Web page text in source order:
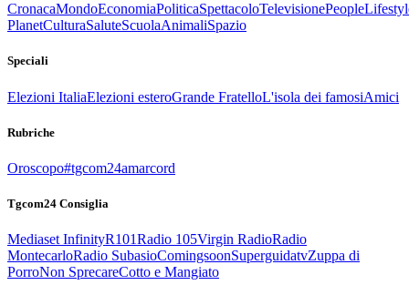
CronacaMondoEconomiaPoliticaSpettacoloTelevisionePeople
PlanetCulturaSaluteScuolaAnimaliSpazio
Speciali
Elezioni ItaliaElezioni esteroGrande FratelloL'isola dei famosiAmici
Rubriche
Oroscopo#tgcom24amarcord
Tgcom24 Consiglia
Mediaset InfinityR101Radio 105Virgin RadioRadio
MontecarloRadio SubasioComingsoonSuperguidatvZuppa di
PorroNon SprecareCotto e Mangiato